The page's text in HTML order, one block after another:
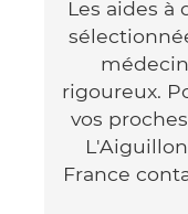
Les aides à
rigoureux.
vos
France